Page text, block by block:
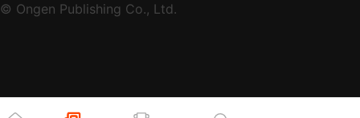
© Ongen Publishing Co., Ltd.